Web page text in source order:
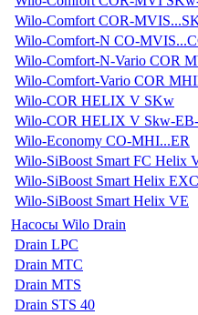
Wilo-Comfort COR-
Wilo-Comfort-N CO-
Wilo-Comfort-N-Vario COR
Wilo-Comfort-Vario COR
Wilo-COR HELIX V SKw
Wilo-COR HELIX V Skw-
Wilo-Economy CO-MHI...ER
Wilo-SiBoost Smart FC Helix
Wilo-SiBoost Smart Helix
Wilo-SiBoost Smart Helix VE
Насосы Wilo Drain
Drain LPC
Drain MTC
Drain MTS
Drain STS 40